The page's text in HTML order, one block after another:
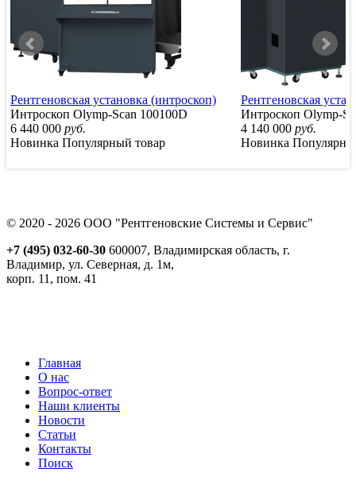
Рентгеновская установка (интроскоп)
Интроскоп Olymp-Scan 100100D
6 440 000 руб.
Новинка Популярный товар
Рентгеновская
Интроскоп Olymp-
4 140 000 руб.
Новинка
© 2020 - 2026 ООО "Рентгеновские Системы и Сервис"
+7 (495) 032-60-30 600007, Владимирская область, г.
Владимир, ул. Северная, д. 1м,
корп. 11, пом. 41
Главная
О нас
Вопрос-ответ
Наши клиенты
Новости
Статьи
Контакты
Поиск